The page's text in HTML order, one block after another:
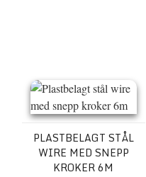
Plastbelagt stål wire med
PLASTBELAGT STÅL
WIRE MED SNEPP
KROKER 6M